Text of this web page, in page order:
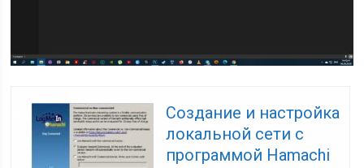
Создание и настройка
локальной сети с
программой Hamachi